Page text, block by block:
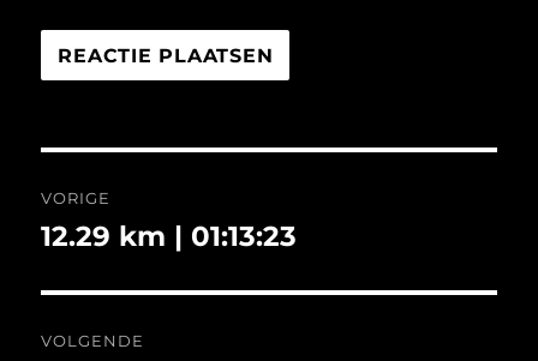
navigatie
VORIGE
Vorig
12.29 km | 01:13:23
VOLGENDE